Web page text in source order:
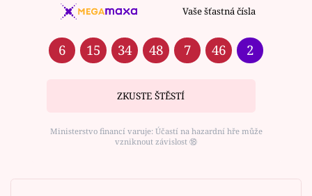
Vaše šťastná čísla
6 15 34 48 7 46 2
ZKUSTE ŠTĚSTÍ
Ministerstvo financí varuje: Účastí na hazardní hře může
vzniknout závislost ⑱